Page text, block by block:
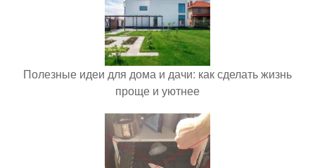
Полезные идеи для дома и дачи: как сделать жизнь
проще и уютнее